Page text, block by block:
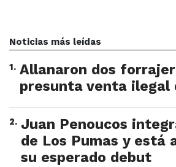
Noticias más leídas
1. Allanaron dos
presunta venta ilegal
2. Juan Penoucos
de Los Pumas y está
su esperado debut